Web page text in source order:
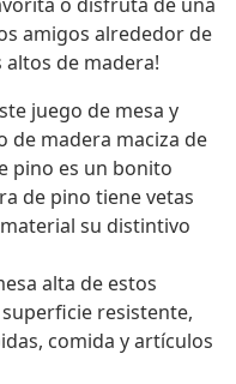
amigos alrededor de
de madera!
juego de mesa y
de madera maciza de
pino es un bonito
de pino tiene vetas
su distintivo
alta de estos
resistente,
comida y artículos